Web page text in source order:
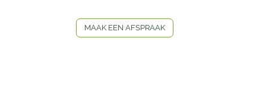
MAAK EEN AFSPRAAK